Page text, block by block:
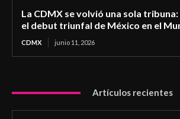
La CDMX se volvió una sola
el debut triunfal de México en el
CDMX junio 11, 2026
Artículos recientes